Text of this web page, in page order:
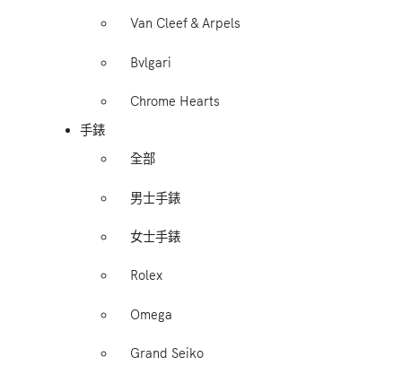
Van Cleef & Arpels
Bvlgari
Chrome Hearts
手錶
全部
男士手錶
女士手錶
Rolex
Omega
Grand Seiko